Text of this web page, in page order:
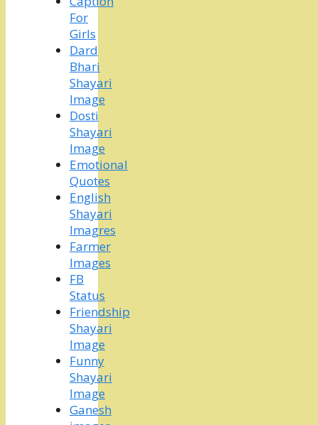
For
Girls
Dard
Bhari
Shayari
Image
Dosti
Shayari
Image
Emotional
Quotes
English
Shayari
Imagres
Farmer
Images
FB
Status
Friendship
Shayari
Image
Funny
Shayari
Image
Ganesh